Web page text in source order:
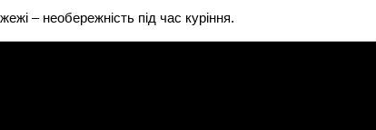
– необережність під час куріння.